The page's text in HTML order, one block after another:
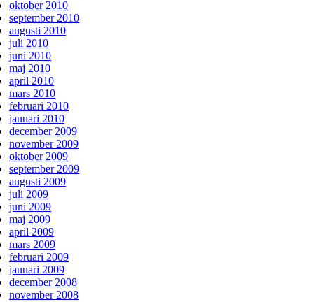
oktober 2010
september 2010
augusti 2010
juli 2010
juni 2010
maj 2010
april 2010
mars 2010
februari 2010
januari 2010
december 2009
november 2009
oktober 2009
september 2009
augusti 2009
juli 2009
juni 2009
maj 2009
april 2009
mars 2009
februari 2009
januari 2009
december 2008
november 2008